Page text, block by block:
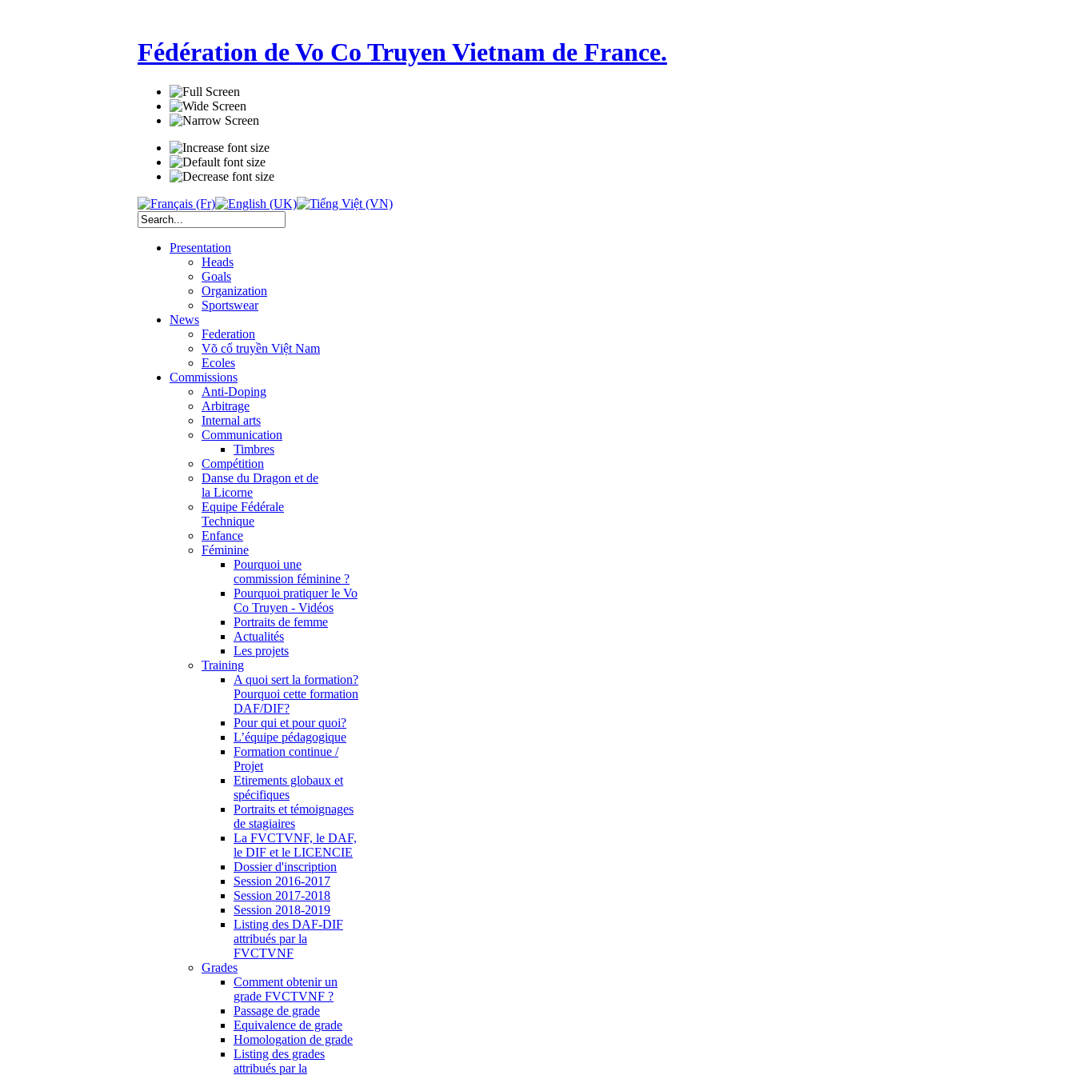
Fédération de Vo Co Truyen Vietnam de France.
Presentation
Heads
Goals
Organization
Sportswear
News
Federation
Võ cổ truyền Việt Nam
Ecoles
Commissions
Anti-Doping
Arbitrage
Internal arts
Communication
Timbres
Compétition
Danse du Dragon et de
la Licorne
Equipe Fédérale
Technique
Enfance
Féminine
Pourquoi une
commission féminine ?
Pourquoi pratiquer le Vo
Co Truyen - Vidéos
Portraits de femme
Actualités
Les projets
Training
A quoi sert la formation?
Pourquoi cette formation
DAF/DIF?
Pour qui et pour quoi?
L’équipe pédagogique
Formation continue /
Projet
Etirements globaux et
spécifiques
Portraits et témoignages
de stagiaires
La FVCTVNF, le DAF,
le DIF et le LICENCIE
Dossier d'inscription
Session 2016-2017
Session 2017-2018
Session 2018-2019
Listing des DAF-DIF
attribués par la
FVCTVNF
Grades
Comment obtenir un
grade FVCTVNF ?
Passage de grade
Equivalence de grade
Homologation de grade
Listing des grades
attribués par la